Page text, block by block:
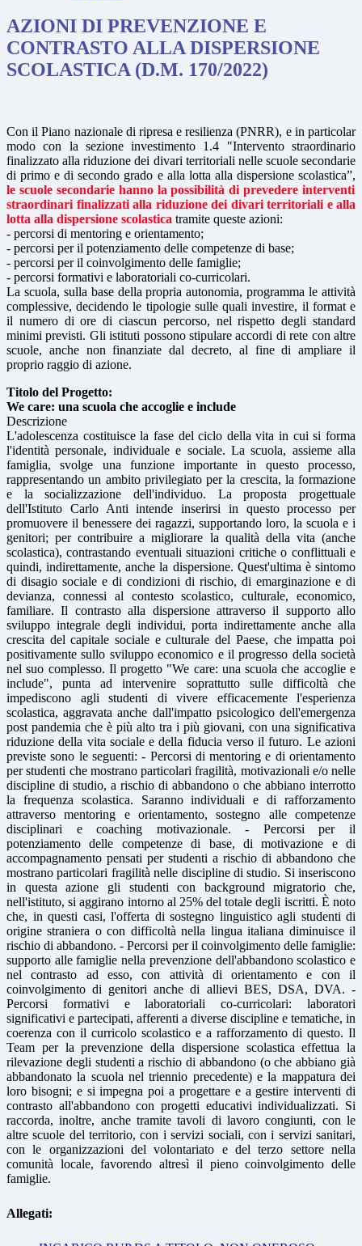
AZIONI DI PREVENZIONE E
CONTRASTO ALLA DISPERSIONE
SCOLASTICA (D.M. 170/2022)
Con il Piano nazionale di ripresa e resilienza (PNRR), e in particolar
modo con la sezione investimento 1.4 "Intervento straordinario
finalizzato alla riduzione dei divari territoriali nelle scuole secondarie
di primo e di secondo grado e alla lotta alla dispersione scolastica”,
le scuole secondarie hanno la possibilità di prevedere interventi
straordinari finalizzati alla riduzione dei divari territoriali e alla
lotta alla dispersione scolastica tramite queste azioni:
- percorsi di mentoring e orientamento;
- percorsi per il potenziamento delle competenze di base;
- percorsi per il coinvolgimento delle famiglie;
- percorsi formativi e laboratoriali co-curricolari.
La scuola, sulla base della propria autonomia, programma le attività
complessive, decidendo le tipologie sulle quali investire, il format e
il numero di ore di ciascun percorso, nel rispetto degli standard
minimi previsti. Gli istituti possono stipulare accordi di rete con altre
scuole, anche non finanziate dal decreto, al fine di ampliare il
proprio raggio di azione.
Titolo del Progetto:
We care: una scuola che accoglie e include
Descrizione
L'adolescenza costituisce la fase del ciclo della vita in cui si forma
l'identità personale, individuale e sociale. La scuola, assieme alla
famiglia, svolge una funzione importante in questo processo,
rappresentando un ambito privilegiato per la crescita, la formazione
e la socializzazione dell'individuo. La proposta progettuale
dell'Istituto Carlo Anti intende inserirsi in questo processo per
promuovere il benessere dei ragazzi, supportando loro, la scuola e i
genitori; per contribuire a migliorare la qualità della vita (anche
scolastica), contrastando eventuali situazioni critiche o conflittuali e
quindi, indirettamente, anche la dispersione. Quest'ultima è sintomo
di disagio sociale e di condizioni di rischio, di emarginazione e di
devianza, connessi al contesto scolastico, culturale, economico,
familiare. Il contrasto alla dispersione attraverso il supporto allo
sviluppo integrale degli individui, porta indirettamente anche alla
crescita del capitale sociale e culturale del Paese, che impatta poi
positivamente sullo sviluppo economico e il progresso della società
nel suo complesso. Il progetto "We care: una scuola che accoglie e
include", punta ad intervenire soprattutto sulle difficoltà che
impediscono agli studenti di vivere efficacemente l'esperienza
scolastica, aggravata anche dall'impatto psicologico dell'emergenza
post pandemia che è più alto tra i più giovani, con una significativa
riduzione della vita sociale e della fiducia verso il futuro. Le azioni
previste sono le seguenti: - Percorsi di mentoring e di orientamento
per studenti che mostrano particolari fragilità, motivazionali e/o nelle
discipline di studio, a rischio di abbandono o che abbiano interrotto
la frequenza scolastica. Saranno individuali e di rafforzamento
attraverso mentoring e orientamento, sostegno alle competenze
disciplinari e coaching motivazionale. - Percorsi per il
potenziamento delle competenze di base, di motivazione e di
accompagnamento pensati per studenti a rischio di abbandono che
mostrano particolari fragilità nelle discipline di studio. Si inseriscono
in questa azione gli studenti con background migratorio che,
nell'istituto, si aggirano intorno al 25% del totale degli iscritti. È noto
che, in questi casi, l'offerta di sostegno linguistico agli studenti di
origine straniera o con difficoltà nella lingua italiana diminuisce il
rischio di abbandono. - Percorsi per il coinvolgimento delle famiglie:
supporto alle famiglie nella prevenzione dell'abbandono scolastico e
nel contrasto ad esso, con attività di orientamento e con il
coinvolgimento di genitori anche di allievi BES, DSA, DVA. -
Percorsi formativi e laboratoriali co-curricolari: laboratori
significativi e partecipati, afferenti a diverse discipline e tematiche, in
coerenza con il curricolo scolastico e a rafforzamento di questo. Il
Team per la prevenzione della dispersione scolastica effettua la
rilevazione degli studenti a rischio di abbandono (o che abbiano già
abbandonato la scuola nel triennio precedente) e la mappatura dei
loro bisogni; e si impegna poi a progettare e a gestire interventi di
contrasto all'abbandono con progetti educativi individualizzati. Si
raccorda, inoltre, anche tramite tavoli di lavoro congiunti, con le
altre scuole del territorio, con i servizi sociali, con i servizi sanitari,
con le organizzazioni del volontariato e del terzo settore nella
comunità locale, favorendo altresì il pieno coinvolgimento delle
famiglie.
Allegati: